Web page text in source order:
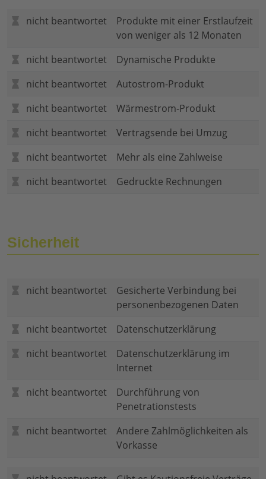
nicht beantwortet
Produkte mit einer Erstlaufzeit
von weniger als 12 Monaten
nicht beantwortet
Dynamische Produkte
nicht beantwortet
Autostrom-Produkt
nicht beantwortet
Wärmestrom-Produkt
nicht beantwortet
Vertragsende bei Umzug
nicht beantwortet
Mehr als eine Zahlweise
nicht beantwortet
Gedruckte Rechnungen
Sicherheit
nicht beantwortet
Gesicherte Verbindung bei
personenbezogenen Daten
nicht beantwortet
Datenschutzerklärung
nicht beantwortet
Datenschutzerklärung im
Internet
nicht beantwortet
Durchführung von
Penetrationstests
nicht beantwortet
Andere Zahlmöglichkeiten als
Vorkasse